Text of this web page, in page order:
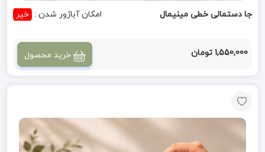
جا دستمالی خطی مینیمال امکان آباژور شدن : خیر
1,550,000 تومان خرید محصول